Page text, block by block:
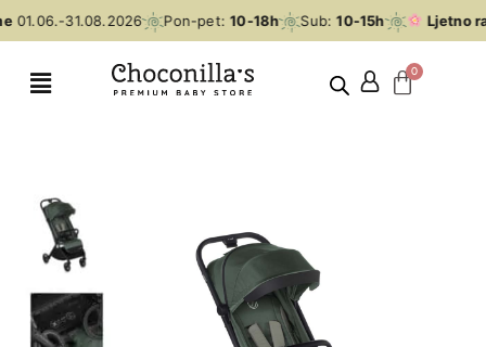
01.06.-31.08.2026 Pon-pet:10-18h Sub:10-15h Ljetno